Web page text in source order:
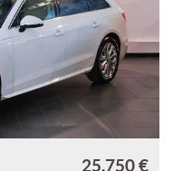
25.750 €